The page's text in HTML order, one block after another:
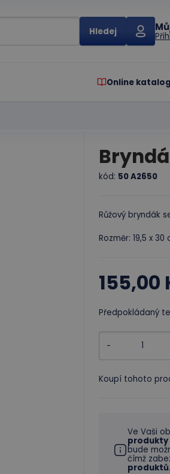
Online katalog
kód: 50 A2650
Růžový bryndák
Rozměr: 19,5 x 30
155,00
Předpokládaný
-
Koupí tohoto
Ve Vaši
produkty
bude
čímž
produktů.